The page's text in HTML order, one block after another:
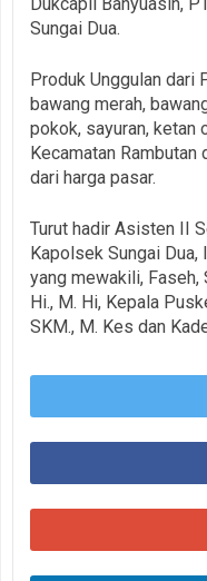
Sungai Dua.
Produk Unggulan dari
bawang merah,
pokok, sayuran, ketan
Kecamatan Rambutan
dari harga pasar.
Turut hadir Asisten II
Kapolsek Sungai Dua,
yang mewakili, Faseh,
Hi., M. Hi, Kepala
SKM., M. Kes dan